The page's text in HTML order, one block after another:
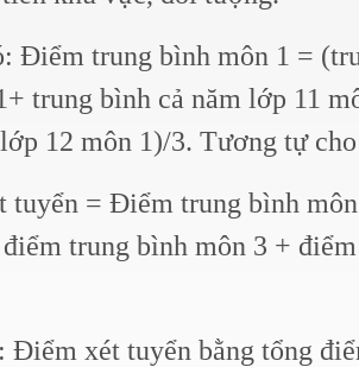
Điểm trung bình môn 1 =
trung bình cả năm lớp 11
12 môn 1)/3. Tương tự
tuyển = Điểm trung bình
trung bình môn 3 +
Điểm xét tuyển bằng tổng